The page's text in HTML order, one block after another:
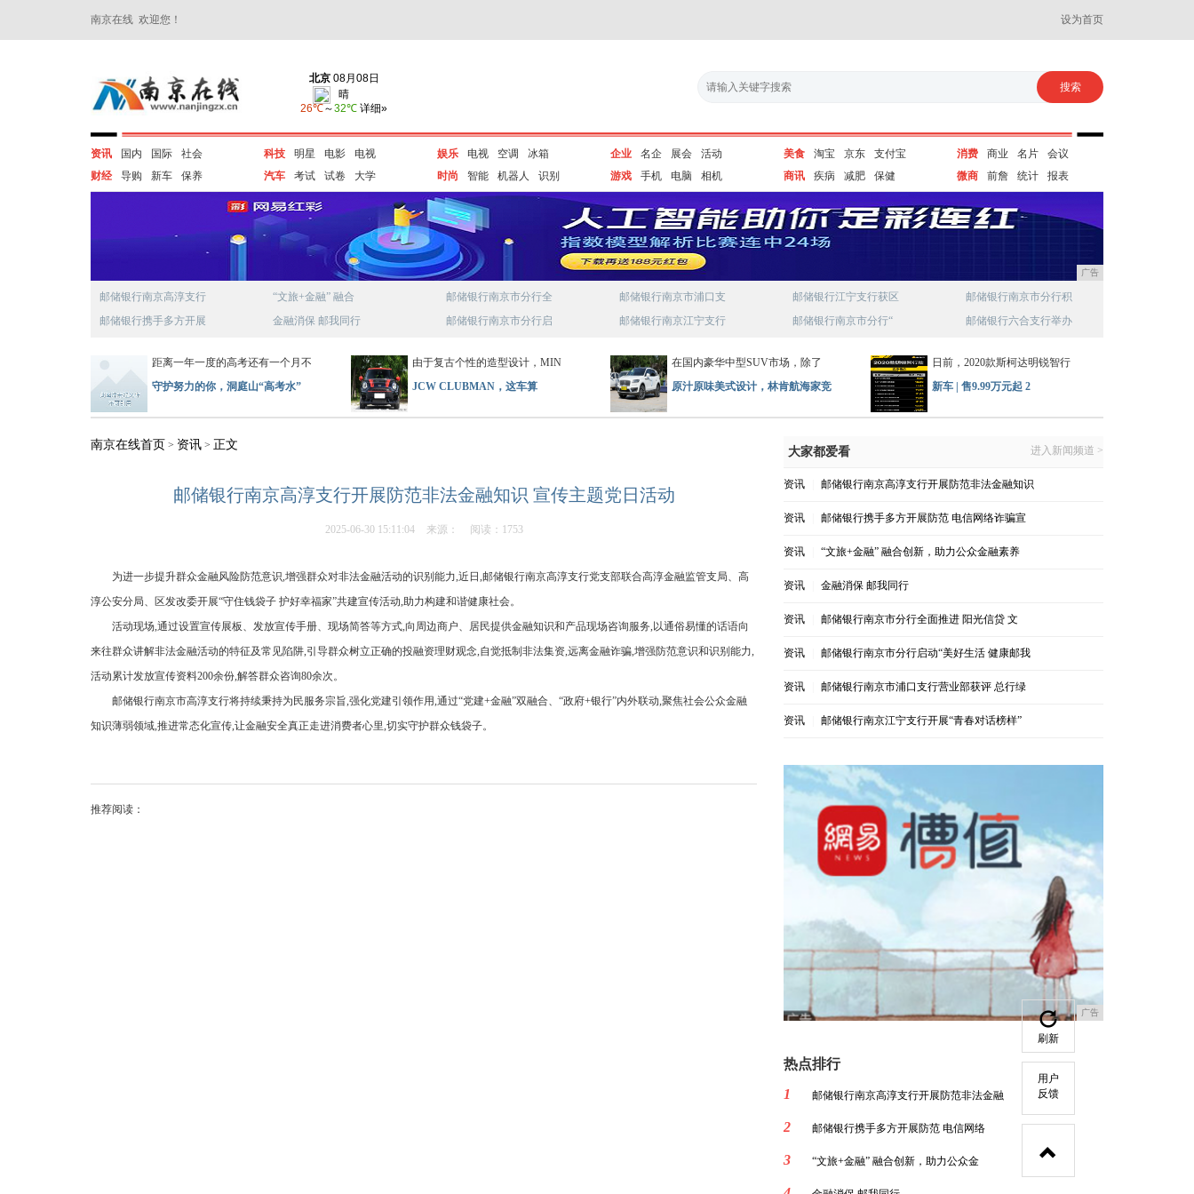
南京在线 欢迎您！ 设为首页
资讯 国内 国际
社会
财经
导购 新车 保养
科技 明星 电影
电视
汽车
考试 试卷 大学
娱乐 电视 空调
冰箱
时尚
智能 机器人 识别
企业 名企 展会
活动
游戏
手机 电脑 相机
美食 淘宝 京东
支付宝
商讯
疾病 减肥 保健
消费 商业 名片
会议
微商
前詹 统计 报表
广告
邮储银行南京高淳支行
邮储银行携手多方开展
“文旅+金融” 融合
金融消保 邮我同行
邮储银行南京市分行全
邮储银行南京市分行启
邮储银行南京市浦口支
邮储银行南京江宁支行
邮储银行江宁支行获区
邮储银行南京市分行“
邮储银行南京市分行积
邮储银行六合支行举办
距离一年一度的高考还有一个月不
守护努力的你，洞庭山“高考水”
由于复古个性的造型设计，MIN
JCW CLUBMAN，这车算
在国内豪华中型SUV市场，除了
原汁原味美式设计，林肯航海家竞
日前，2020款斯柯达明锐智行
新车 | 售9.99万元起 2
南京在线首页 > 资讯 > 正文
邮储银行南京高淳支行开展防范非法金融知识 宣传主题党日活动
2025-06-30 15:11:04 来源： 阅读：1753
为进一步提升群众金融风险防范意识,增强群众对非法金融活动的识别能力,近日,邮储银行南京高淳支行党支部联合高淳金融监管支局、高
淳公安分局、区发改委开展“守住钱袋子 护好幸福家”共建宣传活动,助力构建和谐健康社会。
活动现场,通过设置宣传展板、发放宣传手册、现场简答等方式,向周边商户、居民提供金融知识和产品现场咨询服务,以通俗易懂的话语向
来往群众讲解非法金融活动的特征及常见陷阱,引导群众树立正确的投融资理财观念,自觉抵制非法集资,远离金融诈骗,增强防范意识和识别能力,
活动累计发放宣传资料200余份,解答群众咨询80余次。
邮储银行南京市高淳支行将持续秉持为民服务宗旨,强化党建引领作用,通过“党建+金融”双融合、“政府+银行”内外联动,聚焦社会公众金融
知识薄弱领域,推进常态化宣传,让金融安全真正走进消费者心里,切实守护群众钱袋子。
推荐阅读：
大家都爱看 进入新闻频道 >
资讯 邮储银行南京高淳支行开展防范非法金融知识
资讯 邮储银行携手多方开展防范 电信网络诈骗宣
资讯 “文旅+金融” 融合创新，助力公众金融素养
资讯 金融消保 邮我同行
资讯 邮储银行南京市分行全面推进 阳光信贷 文
资讯 邮储银行南京市分行启动“美好生活 健康邮我
资讯 邮储银行南京市浦口支行营业部获评 总行绿
资讯 邮储银行南京江宁支行开展“青春对话榜样”
广告
热点排行
1
邮储银行南京高淳支行开展防范非法金融
2 邮储银行携手多方开展防范 电信网络
3 “文旅+金融” 融合创新，助力公众金
刷新
用户
反馈